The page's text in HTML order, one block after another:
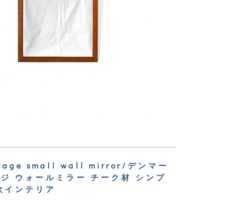
small wall mirror/デンマー
ウォールミラー チーク材 シンプ
インテリア